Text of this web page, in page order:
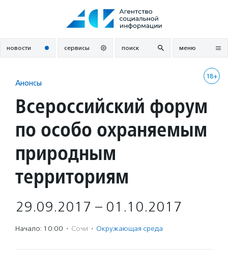
новости сервисы поиск меню
18+
Анонсы
Всероссийский форум
по особо охраняемым
природным
территориям
29.09.2017 – 01.10.2017
Начало: 10:00 · Сочи · Окружающая среда